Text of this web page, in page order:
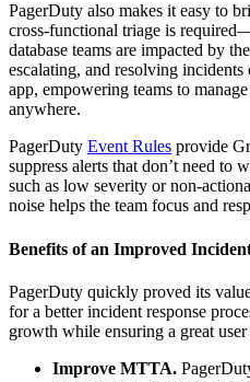
PagerDuty also makes it easy to
cross-functional triage is
database teams are impacted by
escalating, and resolving
app, empowering teams to
anywhere.
PagerDuty Event Rules provide
suppress alerts that don’t need to
such as low severity or non-
noise helps the team focus and
Benefits of an Improved
PagerDuty quickly proved its
for a better incident response
growth while ensuring a great
Improve MTTA.